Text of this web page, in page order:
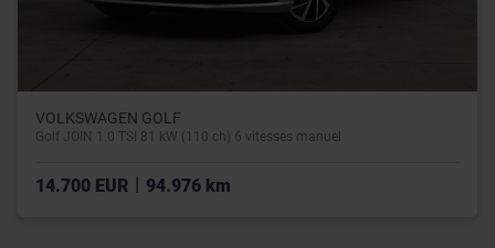
VOLKSWAGEN GOLF
Golf JOIN 1.0 TSI 81 kW (110 ch) 6 vitesses manuel
14.700 EUR 94.976 km